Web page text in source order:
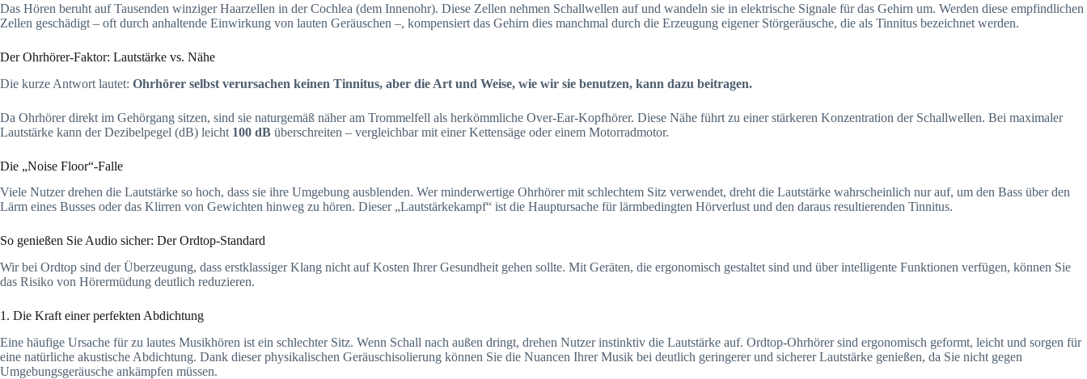
Das Hören beruht auf Tausenden winziger Haarzellen in der Cochlea (dem Innenohr). Diese Zellen nehmen Schallwellen auf und wandeln sie in elektrische Signale für das Gehirn um. Werden diese empfindlichen
Zellen geschädigt – oft durch anhaltende Einwirkung von lauten Geräuschen –, kompensiert das Gehirn dies manchmal durch die Erzeugung eigener Störgeräusche, die als Tinnitus bezeichnet werden.
Der Ohrhörer-Faktor: Lautstärke vs. Nähe
Die kurze Antwort lautet: Ohrhörer selbst verursachen keinen Tinnitus, aber die Art und Weise, wie wir sie benutzen, kann dazu beitragen.
Da Ohrhörer direkt im Gehörgang sitzen, sind sie naturgemäß näher am Trommelfell als herkömmliche Over-Ear-Kopfhörer. Diese Nähe führt zu einer stärkeren Konzentration der Schallwellen. Bei maximaler
Lautstärke kann der Dezibelpegel (dB) leicht 100 dB überschreiten – vergleichbar mit einer Kettensäge oder einem Motorradmotor.
Die „Noise Floor“-Falle
Viele Nutzer drehen die Lautstärke so hoch, dass sie ihre Umgebung ausblenden. Wer minderwertige Ohrhörer mit schlechtem Sitz verwendet, dreht die Lautstärke wahrscheinlich nur auf, um den Bass über den
Lärm eines Busses oder das Klirren von Gewichten hinweg zu hören. Dieser „Lautstärkekampf“ ist die Hauptursache für lärmbedingten Hörverlust und den daraus resultierenden Tinnitus.
So genießen Sie Audio sicher: Der Ordtop-Standard
Wir bei Ordtop sind der Überzeugung, dass erstklassiger Klang nicht auf Kosten Ihrer Gesundheit gehen sollte. Mit Geräten, die ergonomisch gestaltet sind und über intelligente Funktionen verfügen, können Sie
das Risiko von Hörermüdung deutlich reduzieren.
1. Die Kraft einer perfekten Abdichtung
Eine häufige Ursache für zu lautes Musikhören ist ein schlechter Sitz. Wenn Schall nach außen dringt, drehen Nutzer instinktiv die Lautstärke auf. Ordtop-Ohrhörer sind ergonomisch geformt, leicht und sorgen für
eine natürliche akustische Abdichtung. Dank dieser physikalischen Geräuschisolierung können Sie die Nuancen Ihrer Musik bei deutlich geringerer und sicherer Lautstärke genießen, da Sie nicht gegen
Umgebungsgeräusche ankämpfen müssen.